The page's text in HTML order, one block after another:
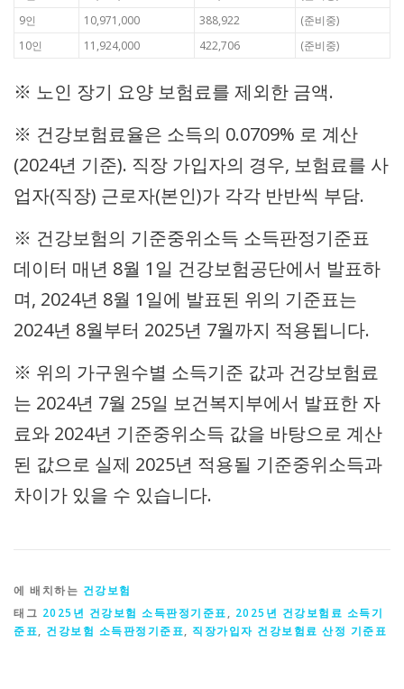
9인
10,971,000 388,922
(준비중)
10인
11,924,000 422,706 (준비중)
※ 노인 장기 요양 보험료를 제외한 금액.
※ 건강보험료율은 소득의 0.0709% 로 계산
(2024년 기준). 직장 가입자의 경우, 보험료를 사
업자(직장) 근로자(본인)가 각각 반반씩 부담.
※ 건강보험의 기준중위소득 소득판정기준표
데이터 매년 8월 1일 건강보험공단에서 발표하
며, 2024년 8월 1일에 발표된 위의 기준표는
2024년 8월부터 2025년 7월까지 적용됩니다.
※ 위의 가구원수별 소득기준 값과 건강보험료
는 2024년 7월 25일 보건복지부에서 발표한 자
료와 2024년 기준중위소득 값을 바탕으로 계산
된 값으로 실제 2025년 적용될 기준중위소득과
차이가 있을 수 있습니다.
에 배치하는 건강보험
태그 2025년 건강보험 소득판정기준표, 2025년 건강보험료 소득기
준표, 건강보험 소득판정기준표, 직장가입자 건강보험료 산정 기준표